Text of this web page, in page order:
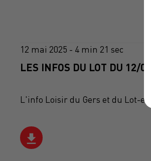
12 mai 2025 - 4 min 21 sec
LES INFOS DU LOT DU 12/
L'info Loisir du Gers et du Lot-et-